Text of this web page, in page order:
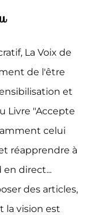
La Voix de
de l'être
et
Livre "Accepte
celui
réapprendre à
en direct...
des articles,
la vision est